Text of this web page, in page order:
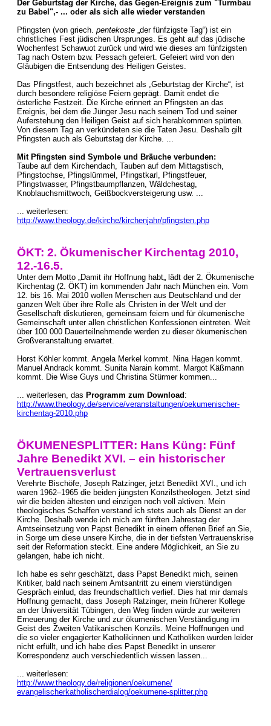
Der Geburtstag der Kirche, das Gegen-Ereignis zum "Turmbau
zu Babel",- ... oder als sich alle wieder verstanden
Pfingsten (von griech. pentekoste „der fünfzigste Tag“) ist ein
christliches Fest jüdischen Ursprunges. Es geht auf das jüdische
Wochenfest Schawuot zurück und wird wie dieses am fünfzigsten
Tag nach Ostern bzw. Pessach gefeiert. Gefeiert wird von den
Gläubigen die Entsendung des Heiligen Geistes.
Das Pfingstfest, auch bezeichnet als „Geburtstag der Kirche“, ist
durch besondere religiöse Feiern geprägt. Damit endet die
österliche Festzeit. Die Kirche erinnert an Pfingsten an das
Ereignis, bei dem die Jünger Jesu nach seinem Tod und seiner
Auferstehung den Heiligen Geist auf sich herabkommen spürten.
Von diesem Tag an verkündeten sie die Taten Jesu. Deshalb gilt
Pfingsten auch als Geburtstag der Kirche. ...
Mit Pfingsten sind Symbole und Bräuche verbunden:
Taube auf dem Kirchendach, Tauben auf dem Mittagstisch,
Pfingstochse, Pfingslümmel, Pfingstkarl, Pfingstfeuer,
Pfingstwasser, Pfingstbaumpflanzen, Wäldchestag,
Knoblauchsmittwoch, Geißbockversteigerung usw. ...
... weiterlesen:
http://www.theology.de/kirche/kirchenjahr/pfingsten.php
ÖKT: 2. Ökumenischer Kirchentag 2010,
12.-16.5.
Unter dem Motto „Damit ihr Hoffnung habt„ lädt der 2. Ökumenische
Kirchentag (2. ÖKT) im kommenden Jahr nach München ein. Vom
12. bis 16. Mai 2010 wollen Menschen aus Deutschland und der
ganzen Welt über ihre Rolle als Christen in der Welt und der
Gesellschaft diskutieren, gemeinsam feiern und für ökumenische
Gemeinschaft unter allen christlichen Konfessionen eintreten. Weit
über 100 000 Dauerteilnehmende werden zu dieser ökumenischen
Großveranstaltung erwartet.
Horst Köhler kommt. Angela Merkel kommt. Nina Hagen kommt.
Manuel Andrack kommt. Sunita Narain kommt. Margot Käßmann
kommt. Die Wise Guys und Christina Stürmer kommen...
... weiterlesen, das Programm zum Download :
http://www.theology.de/service/veranstaltungen/oekumenischer-
kirchentag-2010.php
ÖKUMENESPLITTER: Hans Küng: Fünf
Jahre Benedikt XVI. – ein historischer
Vertrauensverlust
Verehrte Bischöfe, Joseph Ratzinger, jetzt Benedikt XVI., und ich
waren 1962–1965 die beiden jüngsten Konzilstheologen. Jetzt sind
wir die beiden ältesten und einzigen noch voll aktiven. Mein
theologisches Schaffen verstand ich stets auch als Dienst an der
Kirche. Deshalb wende ich mich am fünften Jahrestag der
Amtseinsetzung von Papst Benedikt in einem offenen Brief an Sie,
in Sorge um diese unsere Kirche, die in der tiefsten Vertrauenskrise
seit der Reformation steckt. Eine andere Möglichkeit, an Sie zu
gelangen, habe ich nicht.
Ich habe es sehr geschätzt, dass Papst Benedikt mich, seinen
Kritiker, bald nach seinem Amtsantritt zu einem vierstündigen
Gespräch einlud, das freundschaftlich verlief. Dies hat mir damals
Hoffnung gemacht, dass Joseph Ratzinger, mein früherer Kollege
an der Universität Tübingen, den Weg finden würde zur weiteren
Erneuerung der Kirche und zur ökumenischen Verständigung im
Geist des Zweiten Vatikanischen Konzils. Meine Hoffnungen und
die so vieler engagierter Katholikinnen und Katholiken wurden leider
nicht erfüllt, und ich habe dies Papst Benedikt in unserer
Korrespondenz auch verschiedentlich wissen lassen...
... weiterlesen:
http://www.theology.de/religionen/oekumene/
evangelischerkatholischerdialog/oekumene-splitter.php